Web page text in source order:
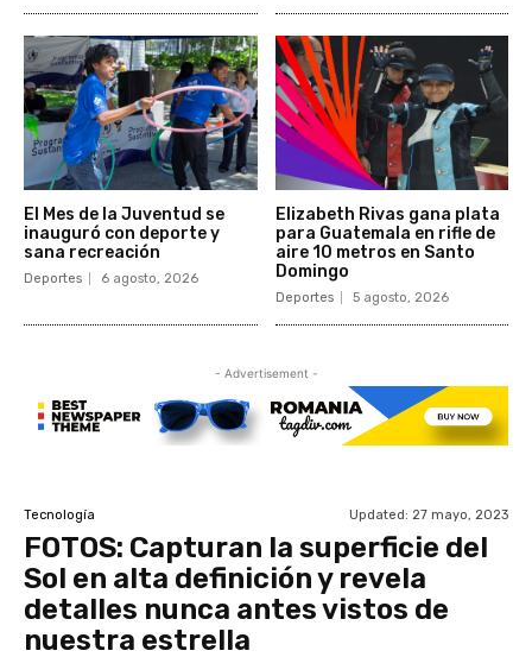
El Mes de la Juventud se
inauguró con deporte y
sana recreación
Deportes 6 agosto, 2026
Elizabeth Rivas gana plata
para Guatemala en rifle de
aire 10 metros en Santo
Domingo
Deportes 5 agosto, 2026
- Advertisement -